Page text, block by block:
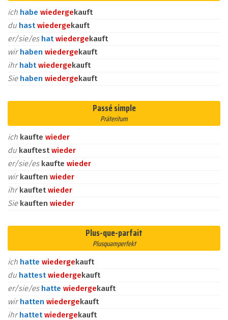
ich habe wiedergekauft
du hastwiedergekauft
er/sie/es hatwiedergekauft
wirhaben wiedergekauft
ihrhabtwiedergekauft
Sie haben wiedergekauft
Passé simple
Präteritum
ich kaufte wieder
du kauftestwieder
er/sie/es kaufte wieder
wirkauften wieder
ihrkauftetwieder
Sie kauften wieder
Plus-que-parfait
Plusquamperfekt
ich hatte wiedergekauft
du hattestwiedergekauft
er/sie/es hatte wiedergekauft
wirhatten wiedergekauft
ihrhattetwiedergekauft